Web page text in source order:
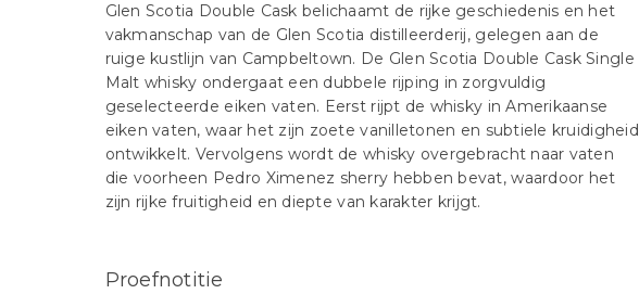
Glen Scotia Double Cask belichaamt de rijke geschiedenis en het
vakmanschap van de Glen Scotia distilleerderij, gelegen aan de
ruige kustlijn van Campbeltown. De Glen Scotia Double Cask Single
Malt whisky ondergaat een dubbele rijping in zorgvuldig
geselecteerde eiken vaten. Eerst rijpt de whisky in Amerikaanse
eiken vaten, waar het zijn zoete vanilletonen en subtiele kruidigheid
ontwikkelt. Vervolgens wordt de whisky overgebracht naar vaten
die voorheen Pedro Ximenez sherry hebben bevat, waardoor het
zijn rijke fruitigheid en diepte van karakter krijgt.
Proefnotitie